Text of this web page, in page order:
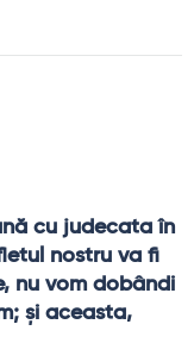
cu judecata în
nostru va fi
nu vom dobândi
şi aceasta,